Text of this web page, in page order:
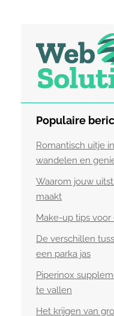
Populaire
Romantisch uitje
wandelen en
Waarom jouw
maakt
Make-up tips
De verschillen
een parka jas
Piperinox
te vallen
Het krijgen van